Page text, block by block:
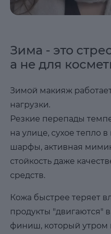
Зима - это
а не для
Зимой макияж
нагрузки.
Резкие перепады
на улице, сухое тепло
шарфы, активная
стойкость даже
средств.
Кожа быстрее теряет
продукты "двигаются"
финиш, который утром